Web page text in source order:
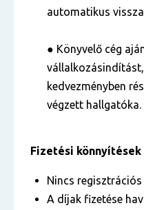
automatikus
● Könyvelő cég
kedvezményben
végzett hallgatóka.
Fizetési könnyítések
Nincs regisztrációs
A díjak fizetése